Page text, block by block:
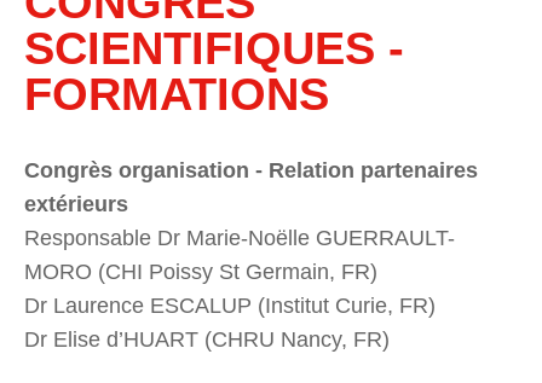
SCIENTIFIQUES -
FORMATIONS
Congrès organisation - Relation partenaires
extérieurs
Responsable Dr Marie-Noëlle GUERRAULT-
MORO (CHI Poissy St Germain, FR)
Dr Laurence ESCALUP (Institut Curie, FR)
Dr Elise d’HUART (CHRU Nancy, FR)